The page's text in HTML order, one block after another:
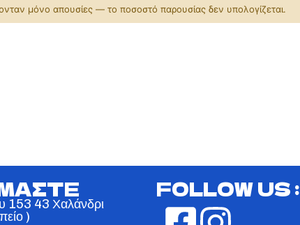
μόνο απουσίες — το ποσοστό παρουσίας δεν υπολογίζεται.
153 43 Χαλάνδρι
)
FOLLOW US :